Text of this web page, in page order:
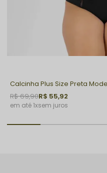
Calcinha Plus Size Preta
R$ 69,90R$ 55,92
1xsem juros